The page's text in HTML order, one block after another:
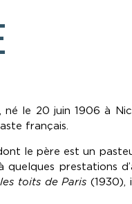
né le 20 juin 1906 à
français.
le père est un
prestations
toits de Paris (1930),